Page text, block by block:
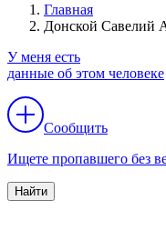
Главная
Донской Савелий
У меня есть
данные об этом человеке
Сообщить
Ищете пропавшего без
Найти